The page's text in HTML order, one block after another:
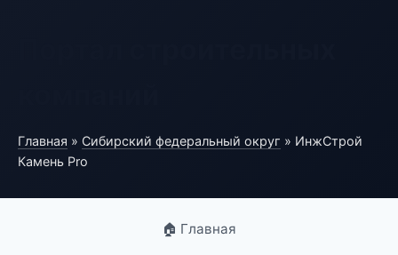
Главная » Сибирский федеральный округ » ИнжСтрой
Камень Pro
🏠 Главная